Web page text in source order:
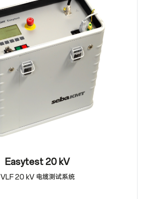
Easytest 20 kV
VLF 20 kV 电缆测试系统